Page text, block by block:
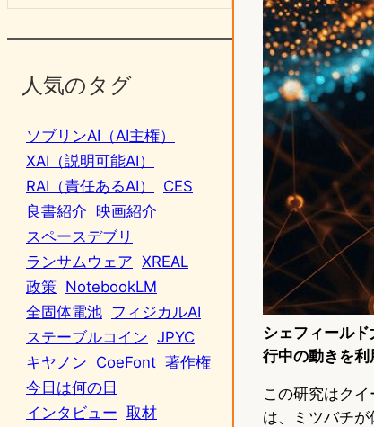
人気のタグ
ソブリンAI（AI主権）
XAI（説明可能AI）
RAI（責任あるAI）
CES
良書紹介 映画紹介
スペースデブリ
ランサムウェア XREAL
政策 NotebookLM
全固体電池 フィジカルAI
ステーブルコイン JPYC
キヤノン CoeFont 著作権
今日は何の日
インタビュー 取材
シェフィール
行中の動きを利
この研究はク
は、ミツバチ